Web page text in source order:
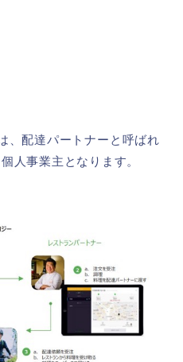
、配達パートナーと呼ばれ
人事業主となります。